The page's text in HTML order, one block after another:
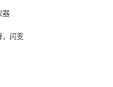
器
闪变